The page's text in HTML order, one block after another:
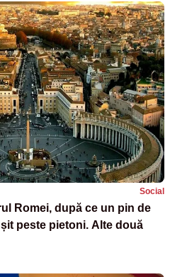
Social
Romei, după ce un pin de
peste pietoni. Alte două